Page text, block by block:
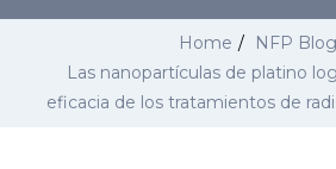
Home / NFP Blog
Las nanopartículas de platino
eficacia de los tratamientos de